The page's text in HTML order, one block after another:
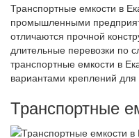
Транспортные емкости в
промышленными
отличаются прочной
длительные перевозки по
транспортные емкости в
вариантами креплений для
Транспортные